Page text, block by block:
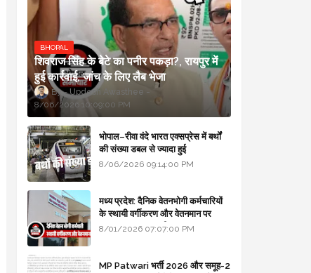
BHOPAL
शिवराज सिंह के बेटे का पनीर पकड़ा?, रायपुर में
हुई कार्रवाई, जांच के लिए लैब भेजा
Updesh Awasthee
8/06/2026 10:09:00 PM
भोपाल–रीवा वंदे भारत एक्सप्रेस में बर्थों
की संख्या डबल से ज्यादा हुई
8/06/2026 09:14:00 PM
मध्य प्रदेश: दैनिक वेतनभोगी कर्मचारियों
के स्थायी वर्गीकरण और वेतनमान पर
सरकार का बड़ा स्पष्टीकरण
8/01/2026 07:07:00 PM
MP Patwari भर्ती 2026 और समूह-2